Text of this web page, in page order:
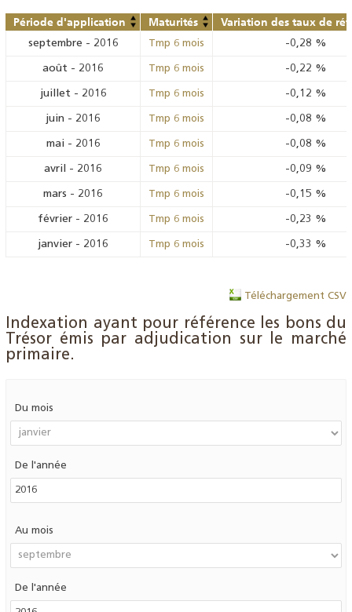
Période d'application Maturités Variation des taux de
septembre - 2016 Tmp 6 mois -0,28 %
août - 2016 Tmp 6 mois -0,22 %
juillet - 2016 Tmp 6 mois -0,12 %
juin - 2016 Tmp 6 mois -0,08 %
mai - 2016 Tmp 6 mois -0,08 %
avril - 2016 Tmp 6 mois -0,09 %
mars - 2016 Tmp 6 mois -0,15 %
février - 2016 Tmp 6 mois -0,23 %
janvier - 2016 Tmp 6 mois -0,33 %
Téléchargement CSV
Indexation ayant pour référence les bons du
Trésor émis par adjudication sur le marché
primaire.
Du mois
De l'année
Au mois
De l'année